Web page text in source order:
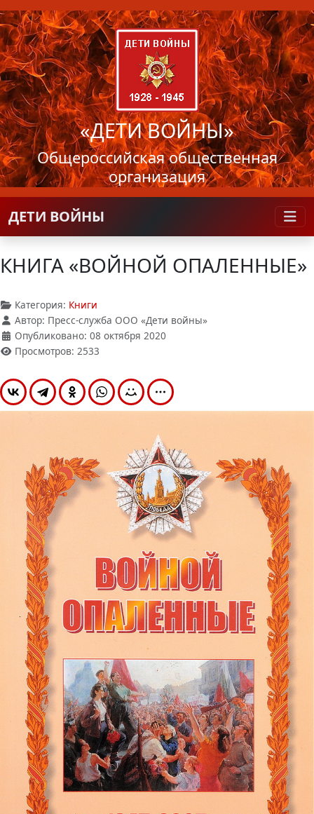
«ДЕТИ ВОЙНЫ»
Общероссийская общественная
организация
ДЕТИ ВОЙНЫ
КНИГА «ВОЙНОЙ ОПАЛЕННЫЕ»
Категория: Книги
Автор: Пресс-служба ООО «Дети войны»
Опубликовано: 08 октября 2020
Просмотров: 2533